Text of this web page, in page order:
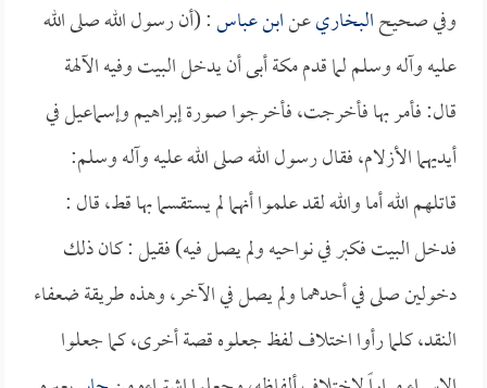
وفي صحيحالبخاريعنابن عباس: (أن رسول الله صلى الله
عليه وآله وسلم لما قدم مكة أبى أن يدخل البيت وفيه الآلهة
قال: فأمر بها فأخرجت، فأخرجوا صورة إبراهيم وإسماعيل في
أيديهما الأزلام، فقال رسول الله صلى الله عليه وآله وسلم:
قاتلهم الله أما والله لقد علموا أنهما لم يستقسما بها قط، قال :
فدخل البيت فكبر في نواحيه ولم يصل فيه) فقيل : كان ذلك
دخولين صلى في أحدهما ولم يصل في الآخر، وهذه طريقة ضعفاء
النقد، كلما رأوا اختلاف لفظ جعلوه قصة أخرى، كما جعلوا